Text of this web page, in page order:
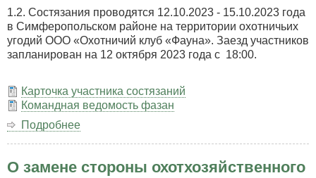
1.2. Состязания проводятся 12.10.2023 - 15.10.2023 года
в Симферопольском районе на территории охотничьих
угодий ООО «Охотничий клуб «Фауна». Заезд участников
запланирован на 12 октября 2023 года с 18:00.
Карточка участника состязаний
Командная ведомость фазан
Подробнее
лично-
О замене стороны охотхозяйственного